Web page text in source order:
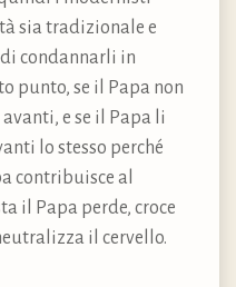
sia tradizionale e
condannarli in
punto, se il Papa non
e se il Papa li
lo stesso perché
contribuisce al
il Papa perde, croce
il cervello.